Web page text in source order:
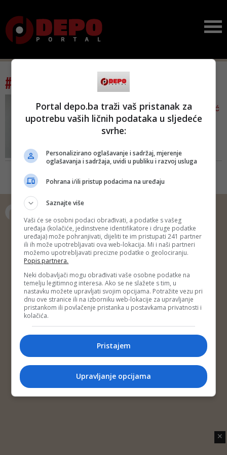
#tag: licemjeri
AKADEMIK ESAD DURAKOVIĆ
Hoće li migrantska kriza
sve više napada, ubistava,
pljačkanja, provaljivanja u naše
velike nevolje. Oni su naprosto u
zemlji koja ne može riješiti njihov
Copyright © 2014 Depo Portal
Impressum
Kontakt Marketing
Privatnost korisnika
O nama
✕
Portal depo.ba traži vaš pristanak za
upotrebu vaših ličnih podataka u sljedeće
svrhe:
Personalizirano oglašavanje i sadržaj, mjerenje
oglašavanja i sadržaja, uvidi u publiku i razvoj usluga
Pohrana i/ili pristup podacima na uređaju
Saznajte više
Vaši će se osobni podaci obrađivati, a podatke s vašeg
uređaja (kolačiće, jedinstvene identifikatore i druge podatke
uređaja) može pohranjivati, dijeliti te im pristupati 241 partner
ili ih može upotrebljavati ova web-lokacija. Mi i naši partneri
možemo upotrebljavati precizne podatke o geolociranju.
Popis partnera.
Neki dobavljači mogu obrađivati vaše osobne podatke na
temelju legitimnog interesa. Ako se ne slažete s tim, u
nastavku možete upravljati svojim opcijama. Potražite vezu pri
dnu ove stranice ili na izborniku web-lokacije za upravljanje
pristankom ili povlačenje pristanka u postavkama privatnosti i
kolačića.
Pristajem
Upravljanje opcijama